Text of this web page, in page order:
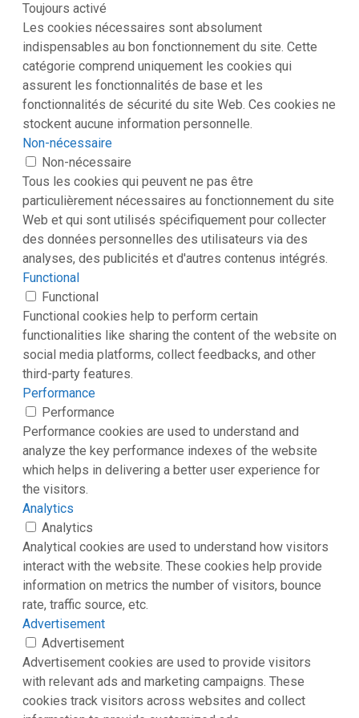
Toujours activé
Les cookies nécessaires sont absolument
indispensables au bon fonctionnement du site. Cette
catégorie comprend uniquement les cookies qui
assurent les fonctionnalités de base et les
fonctionnalités de sécurité du site Web. Ces cookies ne
stockent aucune information personnelle.
Non-nécessaire
Non-nécessaire
Tous les cookies qui peuvent ne pas être
particulièrement nécessaires au fonctionnement du site
Web et qui sont utilisés spécifiquement pour collecter
des données personnelles des utilisateurs via des
analyses, des publicités et d'autres contenus intégrés.
Functional
Functional
Functional cookies help to perform certain
functionalities like sharing the content of the website on
social media platforms, collect feedbacks, and other
third-party features.
Performance
Performance
Performance cookies are used to understand and
analyze the key performance indexes of the website
which helps in delivering a better user experience for
the visitors.
Analytics
Analytics
Analytical cookies are used to understand how visitors
interact with the website. These cookies help provide
information on metrics the number of visitors, bounce
rate, traffic source, etc.
Advertisement
Advertisement
Advertisement cookies are used to provide visitors
with relevant ads and marketing campaigns. These
cookies track visitors across websites and collect